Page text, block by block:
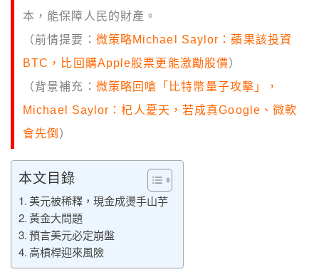
本，能保障人民的財產。
（前情提要： 微策略Michael Saylor：蘋果該投資
BTC，比回購Apple股票更能激勵股價）
（背景補充： 微策略回嗆「比特幣量子攻擊」，
Michael Saylor：杞人憂天，若成真Google、微軟
會先倒 ）
本文目錄
美元被稀釋，現金成燙手山芋
黃金大問題
預言美元必定崩盤
高槓桿迎來風險